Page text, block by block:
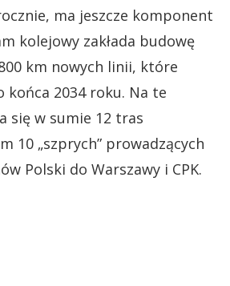
ma jeszcze komponent
kolejowy zakłada budowę
km nowych linii, które
końca 2034 roku. Na te
się w sumie 12 tras
10 „szprych” prowadzących
Polski do Warszawy i CPK.